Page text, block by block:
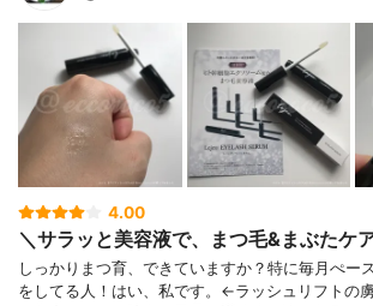
4.00
＼サラッと美容液で、まつ毛&まぶたケ
しっかりまつ育、できていますか？特に毎月ぺー
をしてる人！はい、私です。←ラッシュリフトの